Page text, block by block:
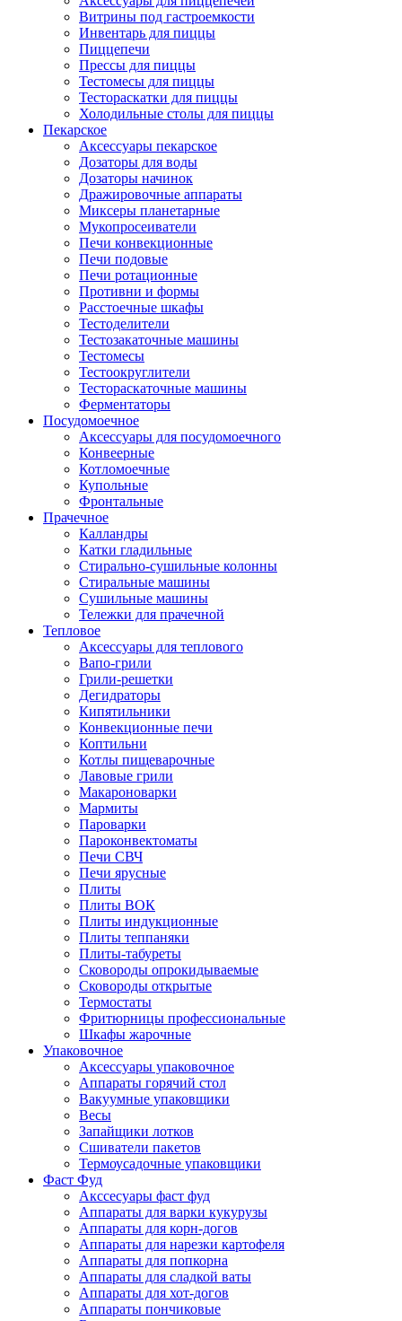
Витрины под гастроемкости
Инвентарь для пиццы
Пиццепечи
Прессы для пиццы
Тестомесы для пиццы
Тестораскатки для пиццы
Холодильные столы для пиццы
Пекарское
Аксессуары пекарское
Дозаторы для воды
Дозаторы начинок
Дражировочные аппараты
Миксеры планетарные
Мукопросеиватели
Печи конвекционные
Печи подовые
Печи ротационные
Противни и формы
Расстоечные шкафы
Тестоделители
Тестозакаточные машины
Тестомесы
Тестоокруглители
Тестораскаточные машины
Ферментаторы
Посудомоечное
Аксессуары для посудомоечного
Конвеерные
Котломоечные
Купольные
Фронтальные
Прачечное
Калландры
Катки гладильные
Стирально-сушильные колонны
Стиральные машины
Сушильные машины
Тележки для прачечной
Тепловое
Аксессуары для теплового
Вапо-грили
Грили-решетки
Дегидраторы
Кипятильники
Конвекционные печи
Коптильни
Котлы пищеварочные
Лавовые грили
Макароноварки
Мармиты
Пароварки
Пароконвектоматы
Печи СВЧ
Печи ярусные
Плиты
Плиты ВОК
Плиты индукционные
Плиты теппаняки
Плиты-табуреты
Сковороды опрокидываемые
Сковороды открытые
Термостаты
Фритюрницы профессиональные
Шкафы жарочные
Упаковочное
Аксессуары упаковочное
Аппараты горячий стол
Вакуумные упаковщики
Весы
Запайщики лотков
Сшиватели пакетов
Термоусадочные упаковщики
Фаст Фуд
Акссесуары фаст фуд
Аппараты для варки кукурузы
Аппараты для корн-догов
Аппараты для нарезки картофеля
Аппараты для попкорна
Аппараты для сладкой ваты
Аппараты для хот-догов
Аппараты пончиковые